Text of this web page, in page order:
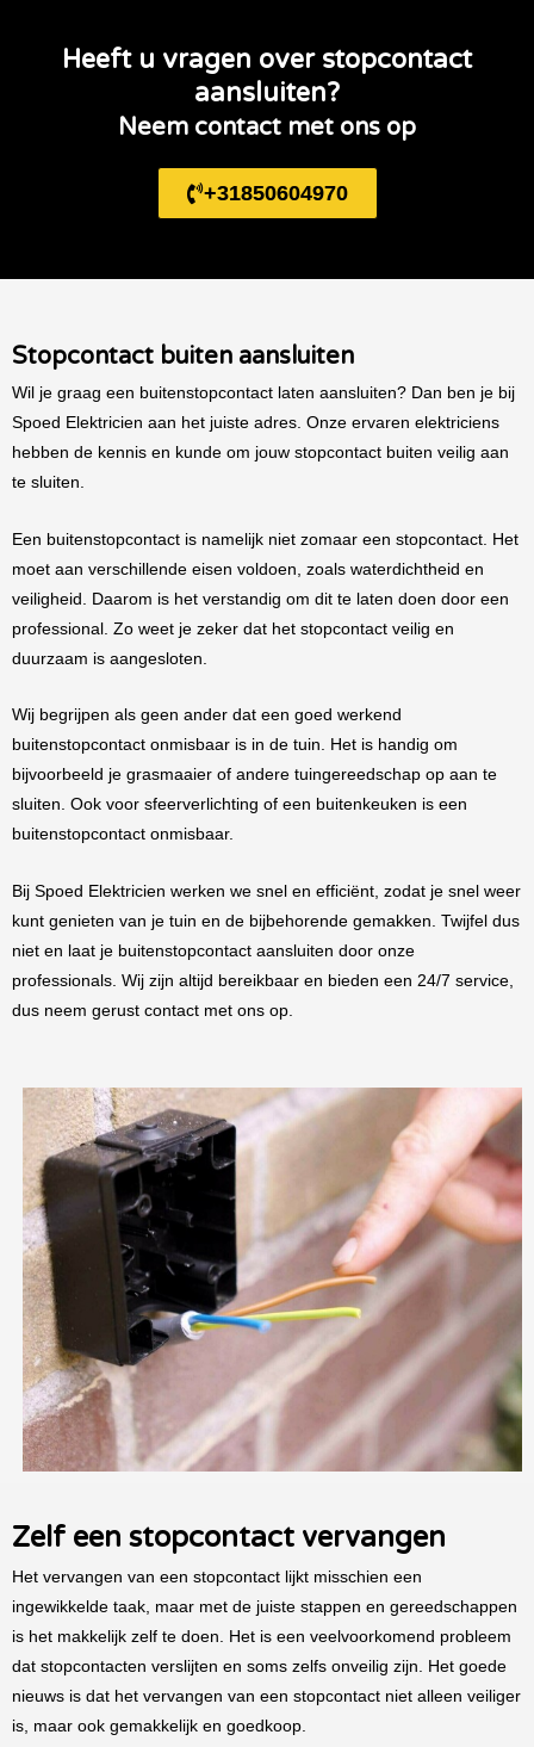
Heeft u vragen over stopcontact
aansluiten?
Neem contact met ons op
+31850604970
Stopcontact buiten aansluiten
Wil je graag een buitenstopcontact laten aansluiten? Dan ben je bij
Spoed Elektricien aan het juiste adres. Onze ervaren elektriciens
hebben de kennis en kunde om jouw stopcontact buiten veilig aan
te sluiten.
Een buitenstopcontact is namelijk niet zomaar een stopcontact. Het
moet aan verschillende eisen voldoen, zoals waterdichtheid en
veiligheid. Daarom is het verstandig om dit te laten doen door een
professional. Zo weet je zeker dat het stopcontact veilig en
duurzaam is aangesloten.
Wij begrijpen als geen ander dat een goed werkend
buitenstopcontact onmisbaar is in de tuin. Het is handig om
bijvoorbeeld je grasmaaier of andere tuingereedschap op aan te
sluiten. Ook voor sfeerverlichting of een buitenkeuken is een
buitenstopcontact onmisbaar.
Bij Spoed Elektricien werken we snel en efficiënt, zodat je snel weer
kunt genieten van je tuin en de bijbehorende gemakken. Twijfel dus
niet en laat je buitenstopcontact aansluiten door onze
professionals. Wij zijn altijd bereikbaar en bieden een 24/7 service,
dus neem gerust contact met ons op.
Zelf een stopcontact vervangen
Het vervangen van een stopcontact lijkt misschien een
ingewikkelde taak, maar met de juiste stappen en gereedschappen
is het makkelijk zelf te doen. Het is een veelvoorkomend probleem
dat stopcontacten verslijten en soms zelfs onveilig zijn. Het goede
nieuws is dat het vervangen van een stopcontact niet alleen veiliger
is, maar ook gemakkelijk en goedkoop.